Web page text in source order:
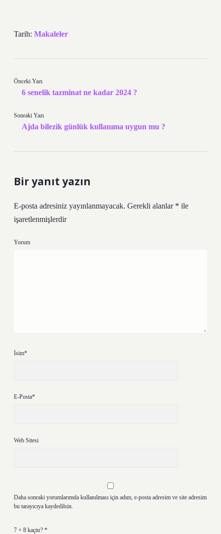
Tarih: Makaleler
Önceki Yazı
6 senelik tazminat ne kadar 2024 ?
Sonraki Yazı
Ajda bilezik günlük kullanıma uygun mu ?
Bir yanıt yazın
E-posta adresiniz yayınlanmayacak. Gerekli alanlar * ile
işaretlenmişlerdir
Yorum
İsim*
E-Posta*
Web Sitesi
Daha sonraki yorumlarımda kullanılması için adım, e-posta adresim ve site adresim
bu tarayıcıya kaydedilsin.
7 + 8 kaçtır? *